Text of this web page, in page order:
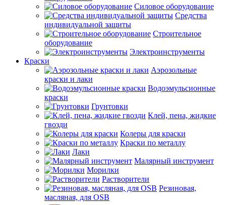
Силовое оборудование
Средства
индивидуальной защиты
Строительное
оборудование
Электроинструменты
Краски
Аэрозольные
краски и лаки
Водоэмульсионные
краски
Грунтовки
Клей, пена, жидкие
гвозди
Колеры для краски
Краски по металлу
Лаки
Малярный инструмент
Морилки
Растворители
Резиновая,
масляная, для OSB